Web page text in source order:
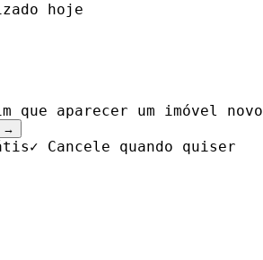
hoje
que aparecer um imóvel novo
→
✓ Cancele quando quiser